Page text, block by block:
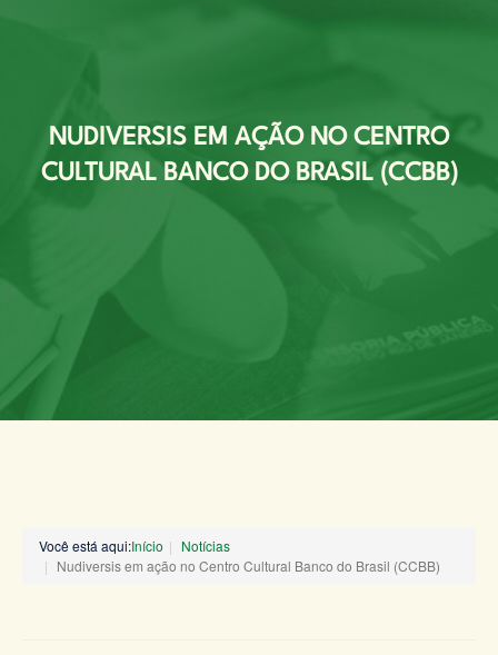
NUDIVERSIS EM AÇÃO NO CENTRO
CULTURAL BANCO DO BRASIL (CCBB)
Você está aqui:Início
Notícias
Nudiversis em ação no Centro Cultural Banco do Brasil (CCBB)